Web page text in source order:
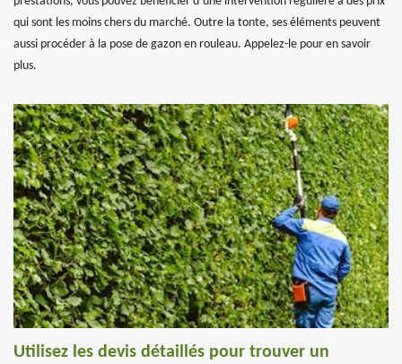
qui sont les moins chers du marché. Outre la tonte, ses éléments peuvent
aussi procéder à la pose de gazon en rouleau. Appelez-le pour en savoir
plus.
Utilisez les devis détaillés pour trouver un